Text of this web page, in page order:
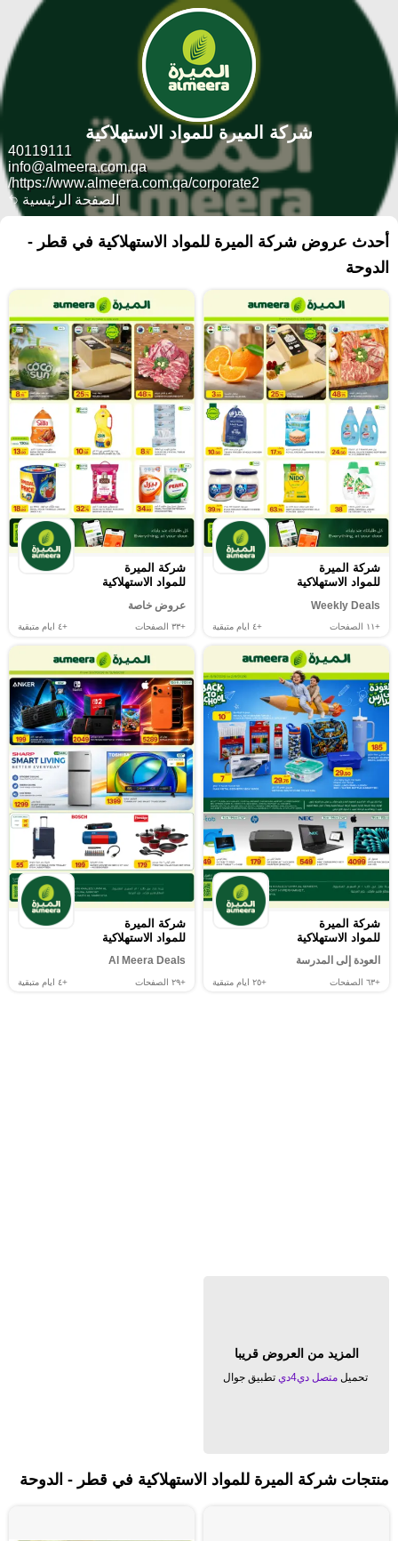
الصفحة الرئيسية
40119111
info@almeera.com.qa
https://www.almeera.com.qa/corporate2/
شركة الميرة للمواد الاستهلاكية
أحدث عروض شركة الميرة للمواد الاستهلاكية في قطر -
الدوحة
شركة الميرة
للمواد الاستهلاكية
Weekly Deals
+١١ الصفحات +٤ ايام متبقية
شركة الميرة
للمواد الاستهلاكية
عروض خاصة
+٣٣ الصفحات +٤ ايام متبقية
شركة الميرة
للمواد الاستهلاكية
العودة إلى المدرسة
+٦٣ الصفحات +٢٥ ايام متبقية
شركة الميرة
للمواد الاستهلاكية
Al Meera Deals
+٢٩ الصفحات +٤ ايام متبقية
المزيد من العروض قريبا
تحميل متصل دي4دي تطبيق جوال
منتجات شركة الميرة للمواد الاستهلاكية في قطر - الدوحة